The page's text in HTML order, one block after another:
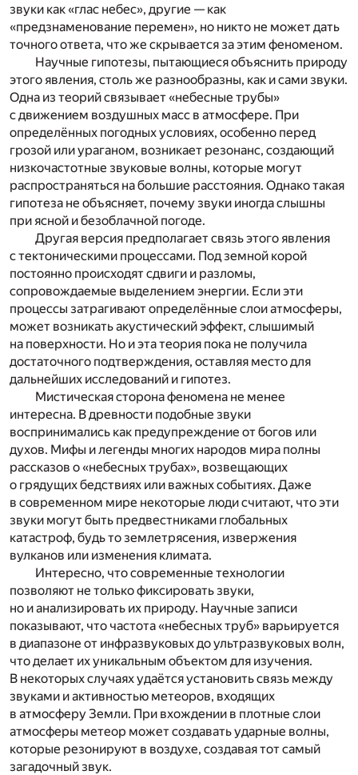
звуки как «глас небес», другие — как
«предзнаменование перемен», но никто не может дать
точного ответа, что же скрывается за этим феноменом.
Научные гипотезы, пытающиеся объяснить природу
этого явления, столь же разнообразны, как и сами звуки.
Одна из теорий связывает «небесные трубы»
с движением воздушных масс в атмосфере. При
определённых погодных условиях, особенно перед
грозой или ураганом, возникает резонанс, создающий
низкочастотные звуковые волны, которые могут
распространяться на большие расстояния. Однако такая
гипотеза не объясняет, почему звуки иногда слышны
при ясной и безоблачной погоде.
Другая версия предполагает связь этого явления
с тектоническими процессами. Под земной корой
постоянно происходят сдвиги и разломы,
сопровождаемые выделением энергии. Если эти
процессы затрагивают определённые слои атмосферы,
может возникать акустический эффект, слышимый
на поверхности. Но и эта теория пока не получила
достаточного подтверждения, оставляя место для
дальнейших исследований и гипотез.
Мистическая сторона феномена не менее
интересна. В древности подобные звуки
воспринимались как предупреждение от богов или
духов. Мифы и легенды многих народов мира полны
рассказов о «небесных трубах», возвещающих
о грядущих бедствиях или важных событиях. Даже
в современном мире некоторые люди считают, что эти
звуки могут быть предвестниками глобальных
катастроф, будь то землетрясения, извержения
вулканов или изменения климата.
Интересно, что современные технологии
позволяют не только фиксировать звуки,
но и анализировать их природу. Научные записи
показывают, что частота «небесных труб» варьируется
в диапазоне от инфразвуковых до ультразвуковых волн,
что делает их уникальным объектом для изучения.
В некоторых случаях удаётся установить связь между
звуками и активностью метеоров, входящих
в атмосферу Земли. При вхождении в плотные слои
атмосферы метеор может создавать ударные волны,
которые резонируют в воздухе, создавая тот самый
загадочный звук.